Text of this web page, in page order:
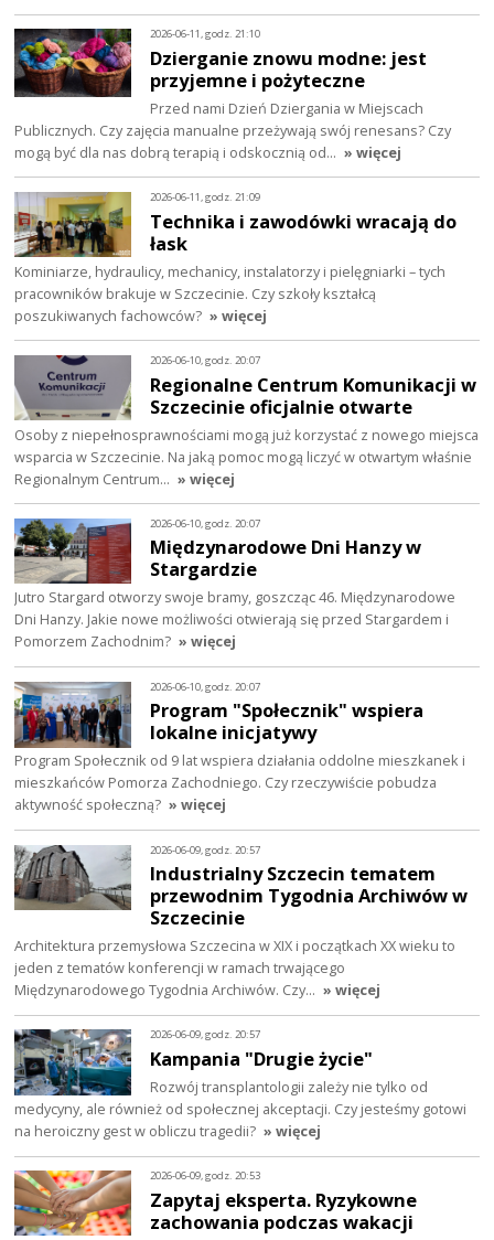
2026-06-11, godz. 21:10
Dzierganie znowu modne: jest
przyjemne i pożyteczne
Przed nami Dzień Dziergania w Miejscach
Publicznych. Czy zajęcia manualne przeżywają swój renesans? Czy
mogą być dla nas dobrą terapią i odskocznią od… » więcej
2026-06-11, godz. 21:09
Technika i zawodówki wracają do
łask
Kominiarze, hydraulicy, mechanicy, instalatorzy i pielęgniarki – tych
pracowników brakuje w Szczecinie. Czy szkoły kształcą
poszukiwanych fachowców? » więcej
2026-06-10, godz. 20:07
Regionalne Centrum Komunikacji w
Szczecinie oficjalnie otwarte
Osoby z niepełnosprawnościami mogą już korzystać z nowego miejsca
wsparcia w Szczecinie. Na jaką pomoc mogą liczyć w otwartym właśnie
Regionalnym Centrum… » więcej
2026-06-10, godz. 20:07
Międzynarodowe Dni Hanzy w
Stargardzie
Jutro Stargard otworzy swoje bramy, goszcząc 46. Międzynarodowe
Dni Hanzy. Jakie nowe możliwości otwierają się przed Stargardem i
Pomorzem Zachodnim? » więcej
2026-06-10, godz. 20:07
Program "Społecznik" wspiera
lokalne inicjatywy
Program Społecznik od 9 lat wspiera działania oddolne mieszkanek i
mieszkańców Pomorza Zachodniego. Czy rzeczywiście pobudza
aktywność społeczną? » więcej
2026-06-09, godz. 20:57
Industrialny Szczecin tematem
przewodnim Tygodnia Archiwów w
Szczecinie
Architektura przemysłowa Szczecina w XIX i początkach XX wieku to
jeden z tematów konferencji w ramach trwającego
Międzynarodowego Tygodnia Archiwów. Czy… » więcej
2026-06-09, godz. 20:57
Kampania "Drugie życie"
Rozwój transplantologii zależy nie tylko od
medycyny, ale również od społecznej akceptacji. Czy jesteśmy gotowi
na heroiczny gest w obliczu tragedii? » więcej
2026-06-09, godz. 20:53
Zapytaj eksperta. Ryzykowne
zachowania podczas wakacji